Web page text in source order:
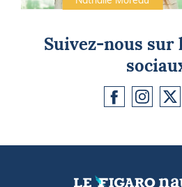
Suivez-nous sur